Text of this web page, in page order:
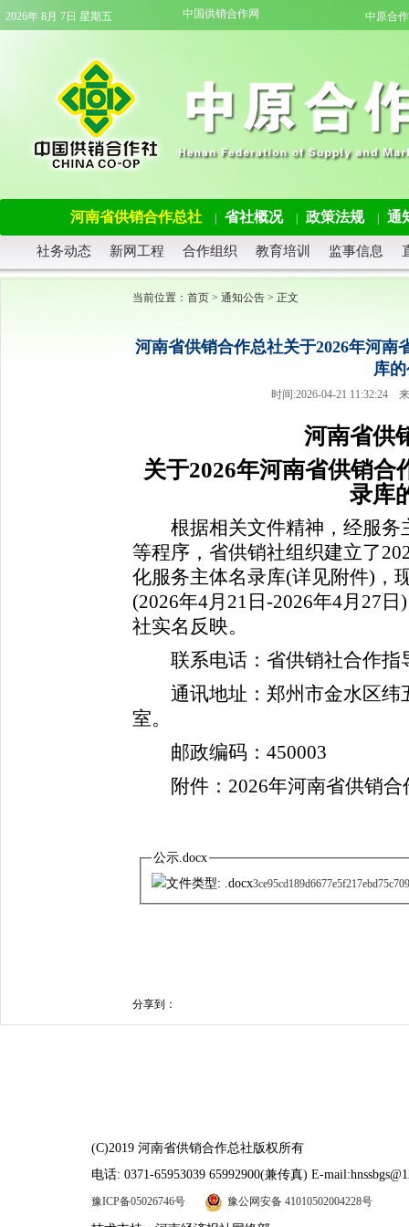
2026年 8月 7日 星期五 中国供销合作网 中原合
河南省供销合作总社 省社概况 政策法规 通
社务动态 新网工程 合作组织 教育培训 监事信息
当前位置： 首页 > 通知公告 > 正文
河南省供销合作总社关于2026年河
库
时间:2026-04-21 11:32:24
河南省供
关于2026年河南省供销合
录库
根据相关文件精神，经服务
等程序，省供销社组织建立了
化服务主体名录库(详见附件)，
(2026年4月21日-2026年4月27
社实名反映。
联系电话：省供销社合作指
通讯地址：郑州市金水区纬
室。
邮政编码：450003
附件：2026年河南省供销合
公示.docx
分享到：
(C)2019 河南省供销合作总社版权所有
电话: 0371-65953039 65992900(兼传真) E-
豫ICP备05026746号 豫公网安备 41010502004228号